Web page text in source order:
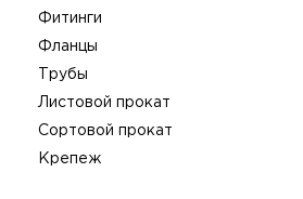
Фитинги
Фланцы
Трубы
Листовой прокат
Сортовой прокат
Крепеж